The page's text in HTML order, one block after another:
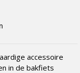
accessoire
in de bakfiets